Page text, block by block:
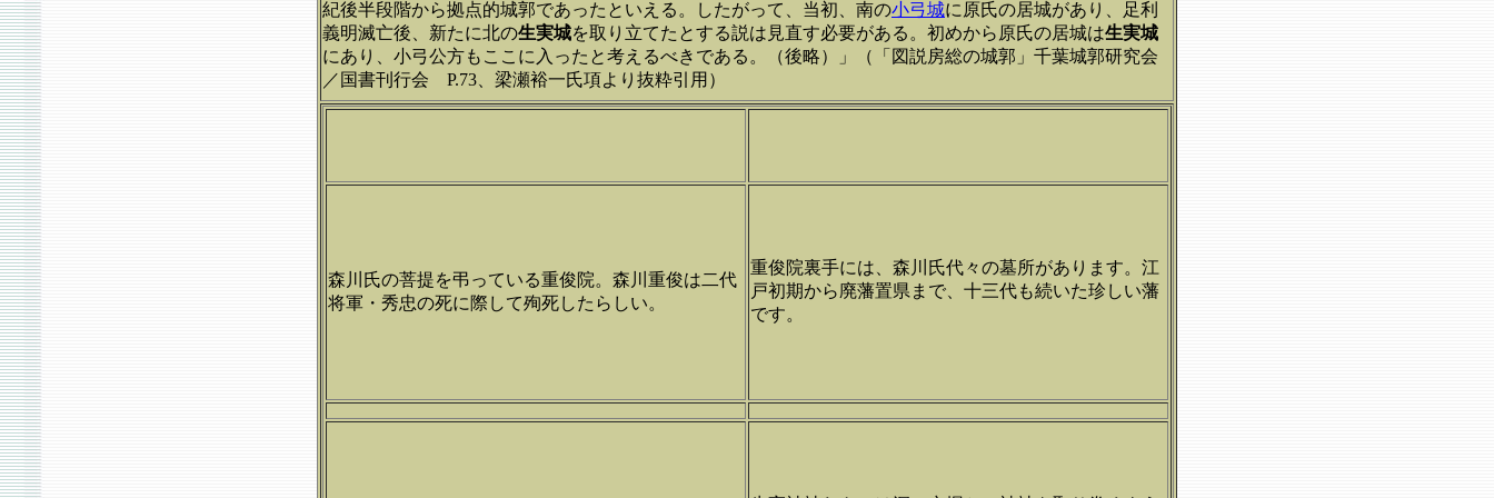
紀後半段階から拠点的城郭であったといえる。したがって、当初、南の小弓城に原氏の居城があり、足利
義明滅亡後、新たに北の生実城を取り立てたとする説は見直す必要がある。初めから原氏の居城は生実城
にあり、小弓公方もここに入ったと考えるべきである。（後略）」（「図説房総の城郭」千葉城郭研究会
／国書刊行会 P.73、梁瀬裕一氏項より抜粋引用）
森川氏の菩提を弔っている重俊院。森川重俊は二代
将軍・秀忠の死に際して殉死したらしい。
重俊院裏手には、森川氏代々の墓所があります。江
戸初期から廃藩置県まで、十三代も続いた珍しい藩
です。